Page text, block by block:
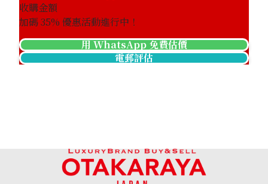
Christian Louboutin Panettone Spike Leather Red
收購金額
加碼35% 優惠活動進行中！
用 WhatsApp 免費估價
電郵評估